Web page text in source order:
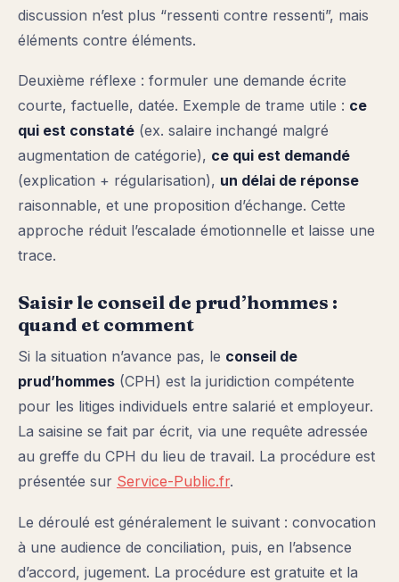
discussion n’est plus “ressenti contre ressenti”, mais
éléments contre éléments.
Deuxième réflexe : formuler une demande écrite
courte, factuelle, datée. Exemple de trame utile : ce
qui est constaté (ex. salaire inchangé malgré
augmentation de catégorie), ce qui est demandé
(explication + régularisation), un délai de réponse
raisonnable, et une proposition d’échange. Cette
approche réduit l’escalade émotionnelle et laisse une
trace.
Saisir le conseil de prud’hommes :
quand et comment
Si la situation n’avance pas, le conseil de
prud’hommes (CPH) est la juridiction compétente
pour les litiges individuels entre salarié et employeur.
La saisine se fait par écrit, via une requête adressée
au greffe du CPH du lieu de travail. La procédure est
présentée sur Service-Public.fr.
Le déroulé est généralement le suivant : convocation
à une audience de conciliation, puis, en l’absence
d’accord, jugement. La procédure est gratuite et la